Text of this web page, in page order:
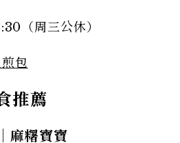
（周三公休）
包
推薦
麻糬寶寶